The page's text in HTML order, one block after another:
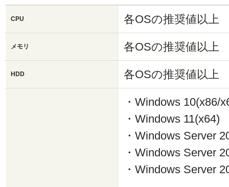
CPU 各OSの推奨値以上
メモリ 各OSの推奨値以上
HDD 各OSの推奨値以上
・Windows 10(x86/
・Windows 11(x64)
・Windows Server
・Windows Server
・Windows Server